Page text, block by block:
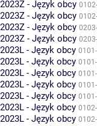
2023Z - Język obcy
2023Z - Język obcy
2023Z - Język obcy
2023Z - Język obcy
2023L - Język obcy
2023L - Język obcy
2023L - Język obcy
2023L - Język obcy
2023L - Język obcy
2023L - Język obcy
2023L - Język obcy